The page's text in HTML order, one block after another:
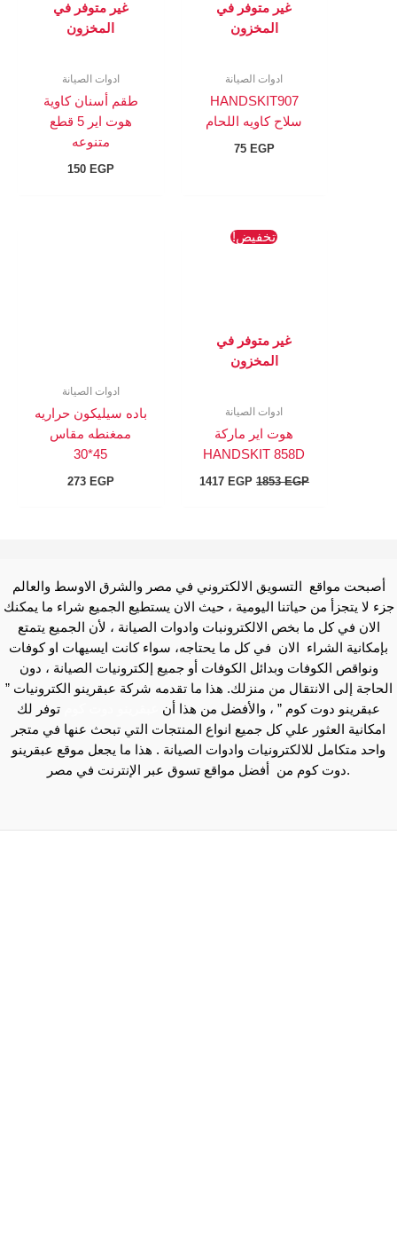
غير متوفر في
المخزون
ادوات الصيانة
HANDSKIT907
سلاح كاويه اللحام
75 EGP
غير متوفر في
المخزون
ادوات الصيانة
طقم أسنان كاوية
هوت اير 5 قطع
متنوعه
150 EGP
تخفيض!
غير متوفر في
المخزون
ادوات الصيانة
هوت اير ماركة
HANDSKIT 858D
1853EGP
السعر
1417 EGP
ادوات الصيانة
باده سيليكون حراريه
ممغنطه مقاس
45*30
273 EGP
أصبحت مواقع التسويق الالكتروني في مصر والشرق الاوسط والعالم
جزء لا يتجزأ من حياتنا اليومية ، حيث الان يستطيع الجميع شراء ما يمكنك
الان في كل ما بخص الالكترونبات وادوات الصيانة ، لأن الجميع يتمتع
بإمكانية الشراء الان في كل ما يحتاجه، سواء كانت ايسيهات او كوفات
ونواقص الكوفات وبدائل الكوفات أو جميع إلكترونيات الصيانة ، دون
الحاجة إلى الانتقال من منزلك. هذا ما تقدمه شركة عبقرينو الكترونيات ”
عبقرينو دوت كوم ” ، والأفضل من هذا أن
توفر لك
امكانية العثور علي كل جميع انواع المنتجات التي تبحث عنها في متجر
واحد متكامل للالكترونيات وادوات الصيانة . هذا ما يجعل موقع عبقرينو
دوت كوم من أفضل مواقع تسوق عبر الإنترنت في مصر.